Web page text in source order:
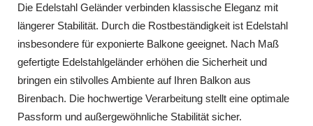
Die Edelstahl Geländer verbinden klassische Eleganz mit
längerer Stabilität. Durch die Rostbeständigkeit ist Edelstahl
insbesondere für exponierte Balkone geeignet. Nach Maß
gefertigte Edelstahlgeländer erhöhen die Sicherheit und
bringen ein stilvolles Ambiente auf Ihren Balkon aus
Birenbach. Die hochwertige Verarbeitung stellt eine optimale
Passform und außergewöhnliche Stabilität sicher.